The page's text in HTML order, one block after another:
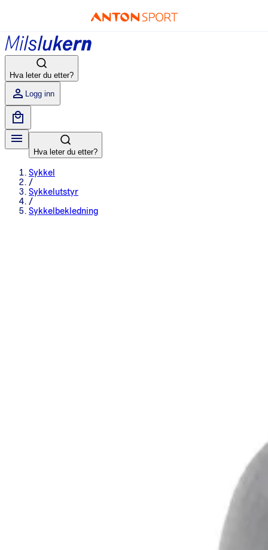
Hva leter du etter?
Logg inn
Hva leter du etter?
Sykkel
/
Sykkelutstyr
/
Sykkelbekledning